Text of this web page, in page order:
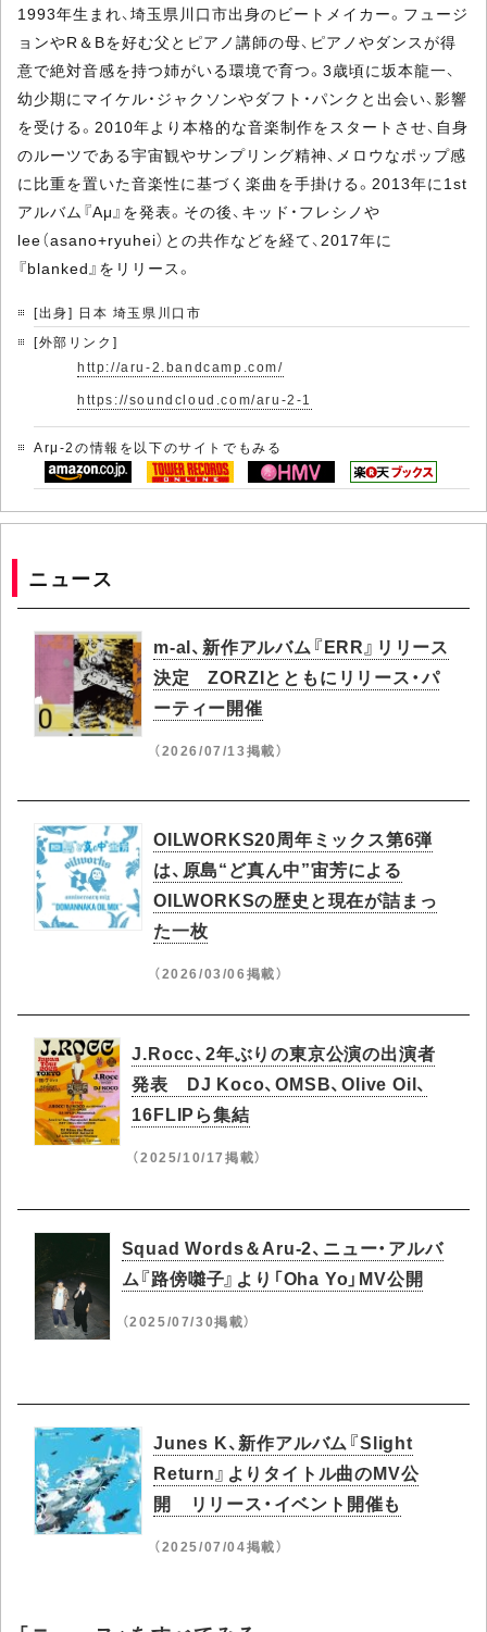
1993年生まれ、埼玉県川口市出身のビートメイカー。フュージ
ョンやR＆Bを好む父とピアノ講師の母、ピアノやダンスが得
意で絶対音感を持つ姉がいる環境で育つ。3歳頃に坂本龍一、
幼少期にマイケル・ジャクソンやダフト・パンクと出会い、影響
を受ける。2010年より本格的な音楽制作をスタートさせ、自身
のルーツである宇宙観やサンプリング精神、メロウなポップ感
に比重を置いた音楽性に基づく楽曲を手掛ける。2013年に1st
アルバム『Aμ』を発表。その後、キッド・フレシノや
lee（asano+ryuhei）との共作などを経て、2017年に
『blanked』をリリース。
[出身] 日本 埼玉県川口市
[外部リンク]
http://aru-2.bandcamp.com/
https://soundcloud.com/aru-2-1
Arμ-2の情報を以下のサイトでもみる
ニュース
m-al、新作アルバム『ERR』リリース
決定 ZORZIとともにリリース・パ
ーティー開催
（2026/07/13掲載）
OILWORKS20周年ミックス第6弾
は、原島“ど真ん中”宙芳による
OILWORKSの歴史と現在が詰まっ
た一枚
（2026/03/06掲載）
J.Rocc、2年ぶりの東京公演の出演者
発表 DJ Koco、OMSB、Olive Oil、
16FLIPら集結
（2025/10/17掲載）
Squad Words＆Aru-2、ニュー・アルバ
ム『路傍囃子』より「Oha Yo」MV公開
（2025/07/30掲載）
Junes K、新作アルバム『Slight
Return』よりタイトル曲のMV公
開 リリース・イベント開催も
（2025/07/04掲載）